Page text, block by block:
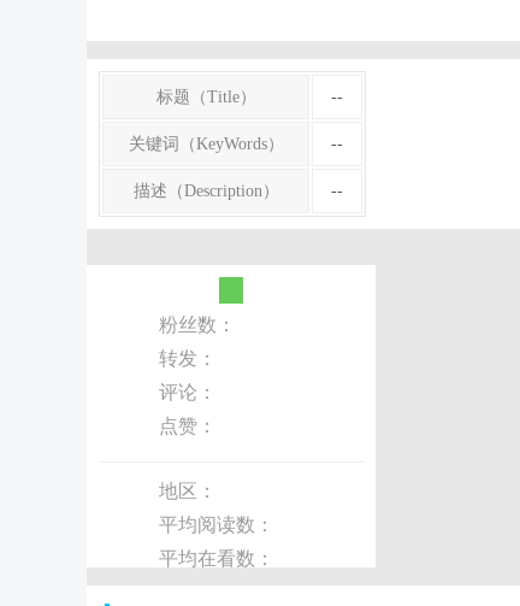
标题（Title） --
关键词（KeyWords） --
描述（Description） --
粉丝数：
转发：
评论：
点赞：
地区：
平均阅读数：
平均在看数：